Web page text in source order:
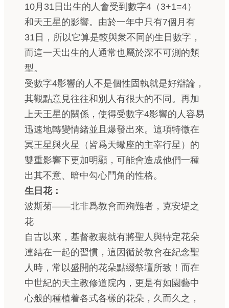
10月31日出生的人會受到數字4（3+1=4）
和天王星的影響。由於一年中只有7個月有
31日，所以它算是較與衆不同的生日數字，
而這一天出生的人通常也屬於深不可測的類
型。
受數字4影響的人不是個性固執就是好辯論，
其觀點意見往往和別人有很大的不同。再加
上天王星的關係，使得受數字4影響的人容易
迅速地轉變情緒並且爆發出來。這項特徵在
冥王星與火星（皆爲天蠍座的主宰行星）的
雙重影響下更加明顯，可能會造成他們一種
出其不意、暗中勾心鬥角的性格。
生日花：
波斯菊——北非爲教會而殉難者，克安堤之
花
自古以來，基督教裏就有將聖人與特定花朵
連結在一起的習慣，這因循於教會在紀念聖
人時，常以盛開的花朵點綴祭壇所致！而在
中世紀的天主教修道院內，更是有如園藝中
心般的種植着各式各樣的花朵，久而久之，